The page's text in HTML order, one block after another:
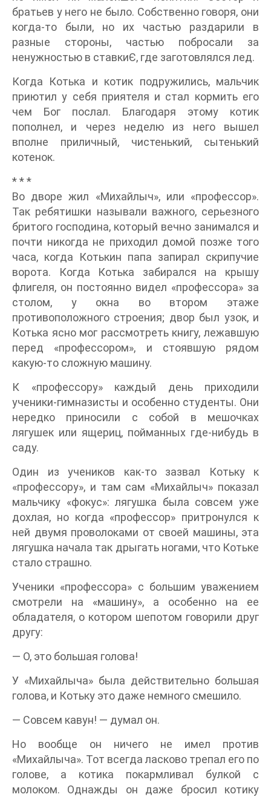
братьев у него не было. Собственно говоря, они
когда-то были, но их частью раздарили в
разные стороны, частью побросали за
ненужностью в ставкиЄ, где заготовлялся лед.
Когда Котька и котик подружились, мальчик
приютил у себя приятеля и стал кормить его
чем Бог послал. Благодаря этому котик
пополнел, и через неделю из него вышел
вполне приличный, чистенький, сытенький
котенок.
* * *
Во дворе жил «Михайлыч», или «профессор».
Так ребятишки называли важного, серьезного
бритого господина, который вечно занимался и
почти никогда не приходил домой позже того
часа, когда Котькин папа запирал скрипучие
ворота. Когда Котька забирался на крышу
флигеля, он постоянно видел «профессора» за
столом, у окна во втором этаже
противоположного строения; двор был узок, и
Котька ясно мог рассмотреть книгу, лежавшую
перед «профессором», и стоявшую рядом
какую-то сложную машину.
К «профессору» каждый день приходили
ученики-гимназисты и особенно студенты. Они
нередко приносили с собой в мешочках
лягушек или ящериц, пойманных где-нибудь в
саду.
Один из учеников как-то зазвал Котьку к
«профессору», и там сам «Михайлыч» показал
мальчику «фокус»: лягушка была совсем уже
дохлая, но когда «профессор» притронулся к
ней двумя проволоками от своей машины, эта
лягушка начала так дрыгать ногами, что Котьке
стало страшно.
Ученики «профессора» с большим уважением
смотрели на «машину», а особенно на ее
обладателя, о котором шепотом говорили друг
другу:
— О, это большая голова!
У «Михайлыча» была действительно большая
голова, и Котьку это даже немного смешило.
— Совсем кавун! — думал он.
Но вообще он ничего не имел против
«Михайлыча». Тот всегда ласково трепал его по
голове, а котика покармливал булкой с
молоком. Однажды он даже бросил котику